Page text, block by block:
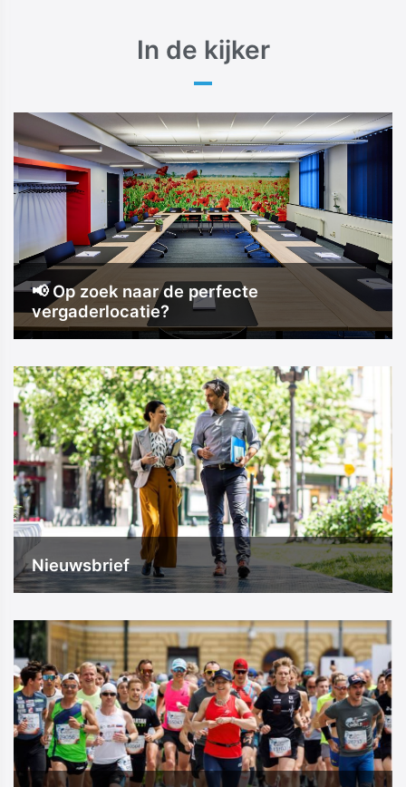
In de kijker
📢 Op zoek naar de perfecte
vergaderlocatie?
Nieuwsbrief